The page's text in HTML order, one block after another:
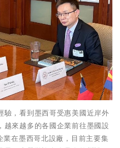
驗，看到墨西哥受惠美國近岸外
來越多的各國企業前往墨國設
在墨西哥北設廠，目前主要集